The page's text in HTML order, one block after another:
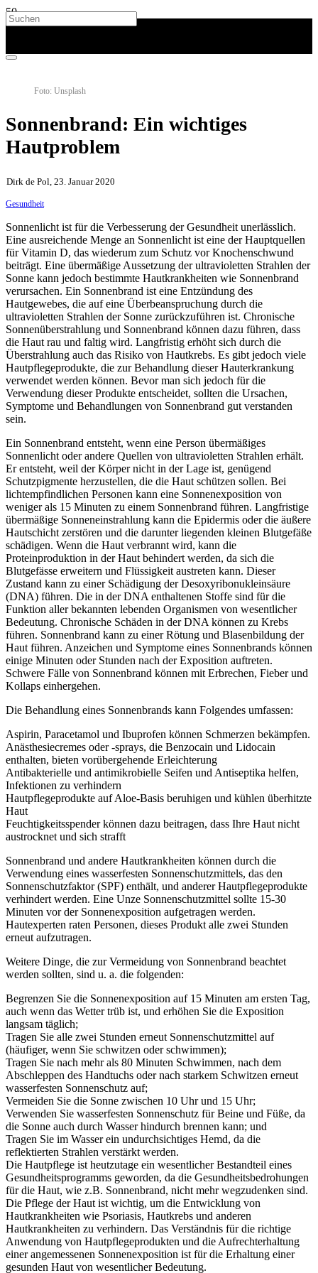
Foto: Unsplash
Sonnenbrand: Ein wichtiges
Hautproblem
Dirk de Pol, 23. Januar 2020
Gesundheit
Sonnenlicht ist für die Verbesserung der Gesundheit unerlässlich.
Eine ausreichende Menge an Sonnenlicht ist eine der Hauptquellen
für Vitamin D, das wiederum zum Schutz vor Knochenschwund
beiträgt. Eine übermäßige Aussetzung der ultravioletten Strahlen der
Sonne kann jedoch bestimmte Hautkrankheiten wie Sonnenbrand
verursachen. Ein Sonnenbrand ist eine Entzündung des
Hautgewebes, die auf eine Überbeanspruchung durch die
ultravioletten Strahlen der Sonne zurückzuführen ist. Chronische
Sonnenüberstrahlung und Sonnenbrand können dazu führen, dass
die Haut rau und faltig wird. Langfristig erhöht sich durch die
Überstrahlung auch das Risiko von Hautkrebs. Es gibt jedoch viele
Hautpflegeprodukte, die zur Behandlung dieser Hauterkrankung
verwendet werden können. Bevor man sich jedoch für die
Verwendung dieser Produkte entscheidet, sollten die Ursachen,
Symptome und Behandlungen von Sonnenbrand gut verstanden
sein.
Ein Sonnenbrand entsteht, wenn eine Person übermäßiges
Sonnenlicht oder andere Quellen von ultravioletten Strahlen erhält.
Er entsteht, weil der Körper nicht in der Lage ist, genügend
Schutzpigmente herzustellen, die die Haut schützen sollen. Bei
lichtempfindlichen Personen kann eine Sonnenexposition von
weniger als 15 Minuten zu einem Sonnenbrand führen. Langfristige
übermäßige Sonneneinstrahlung kann die Epidermis oder die äußere
Hautschicht zerstören und die darunter liegenden kleinen Blutgefäße
schädigen. Wenn die Haut verbrannt wird, kann die
Proteinproduktion in der Haut behindert werden, da sich die
Blutgefässe erweitern und Flüssigkeit austreten kann. Dieser
Zustand kann zu einer Schädigung der Desoxyribonukleinsäure
(DNA) führen. Die in der DNA enthaltenen Stoffe sind für die
Funktion aller bekannten lebenden Organismen von wesentlicher
Bedeutung. Chronische Schäden in der DNA können zu Krebs
führen. Sonnenbrand kann zu einer Rötung und Blasenbildung der
Haut führen. Anzeichen und Symptome eines Sonnenbrands können
einige Minuten oder Stunden nach der Exposition auftreten.
Schwere Fälle von Sonnenbrand können mit Erbrechen, Fieber und
Kollaps einhergehen.
Die Behandlung eines Sonnenbrands kann Folgendes umfassen:
Aspirin, Paracetamol und Ibuprofen können Schmerzen bekämpfen.
Anästhesiecremes oder -sprays, die Benzocain und Lidocain
enthalten, bieten vorübergehende Erleichterung
Antibakterielle und antimikrobielle Seifen und Antiseptika helfen,
Infektionen zu verhindern
Hautpflegeprodukte auf Aloe-Basis beruhigen und kühlen überhitzte
Haut
Feuchtigkeitsspender können dazu beitragen, dass Ihre Haut nicht
austrocknet und sich strafft
Sonnenbrand und andere Hautkrankheiten können durch die
Verwendung eines wasserfesten Sonnenschutzmittels, das den
Sonnenschutzfaktor (SPF) enthält, und anderer Hautpflegeprodukte
verhindert werden. Eine Unze Sonnenschutzmittel sollte 15-30
Minuten vor der Sonnenexposition aufgetragen werden.
Hautexperten raten Personen, dieses Produkt alle zwei Stunden
erneut aufzutragen.
Weitere Dinge, die zur Vermeidung von Sonnenbrand beachtet
werden sollten, sind u. a. die folgenden:
Begrenzen Sie die Sonnenexposition auf 15 Minuten am ersten Tag,
auch wenn das Wetter trüb ist, und erhöhen Sie die Exposition
langsam täglich;
Tragen Sie alle zwei Stunden erneut Sonnenschutzmittel auf
(häufiger, wenn Sie schwitzen oder schwimmen);
Tragen Sie nach mehr als 80 Minuten Schwimmen, nach dem
Abschleppen des Handtuchs oder nach starkem Schwitzen erneut
wasserfesten Sonnenschutz auf;
Vermeiden Sie die Sonne zwischen 10 Uhr und 15 Uhr;
Verwenden Sie wasserfesten Sonnenschutz für Beine und Füße, da
die Sonne auch durch Wasser hindurch brennen kann; und
Tragen Sie im Wasser ein undurchsichtiges Hemd, da die
reflektierten Strahlen verstärkt werden.
Die Hautpflege ist heutzutage ein wesentlicher Bestandteil eines
Gesundheitsprogramms geworden, da die Gesundheitsbedrohungen
für die Haut, wie z.B. Sonnenbrand, nicht mehr wegzudenken sind.
Die Pflege der Haut ist wichtig, um die Entwicklung von
Hautkrankheiten wie Psoriasis, Hautkrebs und anderen
Hautkrankheiten zu verhindern. Das Verständnis für die richtige
Anwendung von Hautpflegeprodukten und die Aufrechterhaltung
einer angemessenen Sonnenexposition ist für die Erhaltung einer
gesunden Haut von wesentlicher Bedeutung.